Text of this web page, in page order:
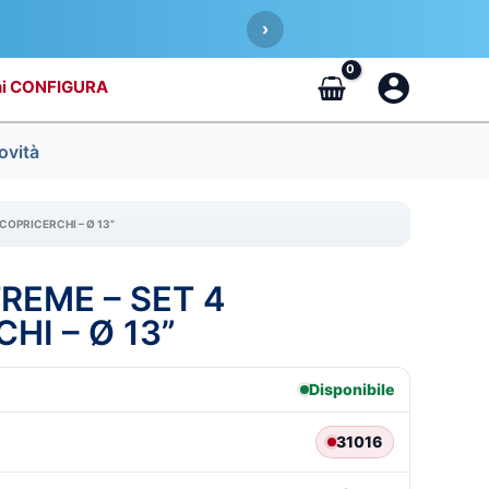
›
CONFIGURA
– Ø 13”
– SET 4
– Ø 13”
Disponibile
31016